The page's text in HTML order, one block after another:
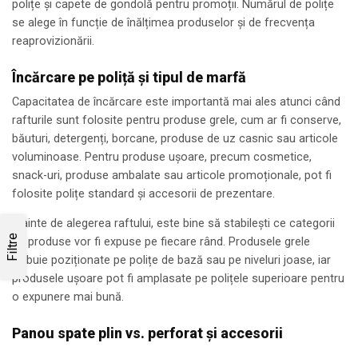
Filtre
polițe și capete de gondolă pentru promoții. Numărul de polițe
se alege în funcție de înălțimea produselor și de frecvența
reaprovizionării.
Încărcare pe poliță și tipul de marfă
Capacitatea de încărcare este importantă mai ales atunci când
rafturile sunt folosite pentru produse grele, cum ar fi conserve,
băuturi, detergenți, borcane, produse de uz casnic sau articole
voluminoase. Pentru produse ușoare, precum cosmetice,
snack-uri, produse ambalate sau articole promoționale, pot fi
folosite polițe standard și accesorii de prezentare.
Înainte de alegerea raftului, este bine să stabilești ce categorii
de produse vor fi expuse pe fiecare rând. Produsele grele
trebuie poziționate pe polițe de bază sau pe niveluri joase, iar
produsele ușoare pot fi amplasate pe polițele superioare pentru
o expunere mai bună.
Panou spate plin vs. perforat și accesorii